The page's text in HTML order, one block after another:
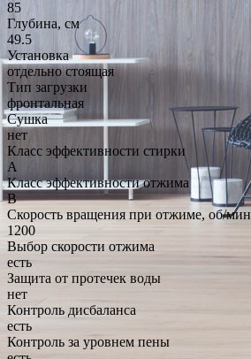
85
Глубина, см
49.5
Установка
отдельно стоящая
Тип загрузки
фронтальная
Сушка
нет
Класс эффективности стирки
A
Класс эффективности отжима
B
Скорость вращения при отжиме, об/мин
1200
Выбор скорости отжима
есть
Защита от протечек воды
нет
Контроль дисбаланса
есть
Контроль за уровнем пены